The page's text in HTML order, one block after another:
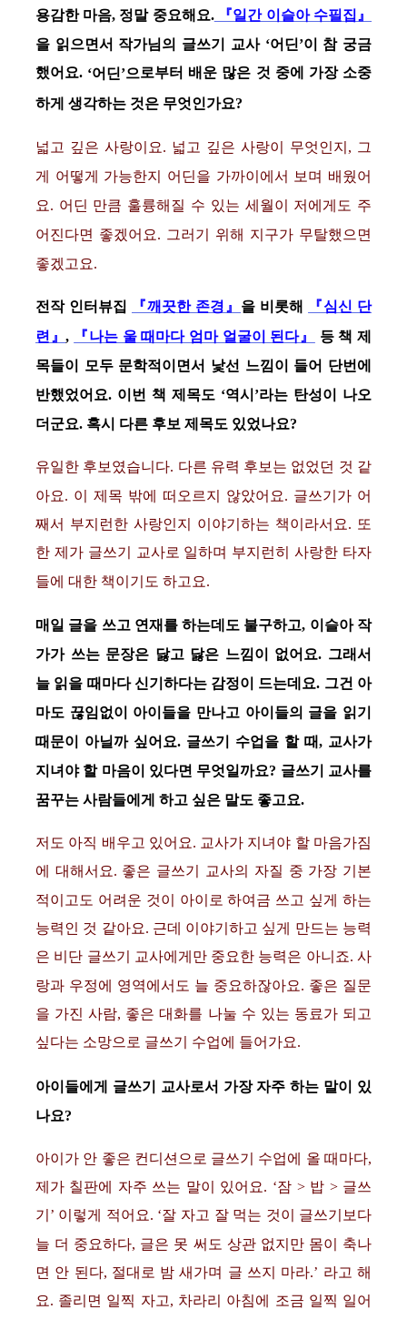
용감한 마음, 정말 중요해요.『일간 이슬아 수필집』
을 읽으면서 작가님의 글쓰기 교사 ‘어딘’이 참 궁금
했어요. ‘어딘’으로부터 배운 많은 것 중에 가장 소중
하게 생각하는 것은 무엇인가요?
넓고 깊은 사랑이요. 넓고 깊은 사랑이 무엇인지, 그
게 어떻게 가능한지 어딘을 가까이에서 보며 배웠어
요. 어딘 만큼 훌륭해질 수 있는 세월이 저에게도 주
어진다면 좋겠어요. 그러기 위해 지구가 무탈했으면
좋겠고요.
전작 인터뷰집 『깨끗한 존경』 을 비롯해
『심신 단
련』, 『나는 울 때마다 엄마 얼굴이 된다』
등 책 제
목들이 모두 문학적이면서 낯선 느낌이 들어 단번에
반했었어요. 이번 책 제목도 ‘역시’라는 탄성이 나오
더군요. 혹시 다른 후보 제목도 있었나요?
유일한 후보였습니다. 다른 유력 후보는 없었던 것 같
아요. 이 제목 밖에 떠오르지 않았어요. 글쓰기가 어
째서 부지런한 사랑인지 이야기하는 책이라서요. 또
한 제가 글쓰기 교사로 일하며 부지런히 사랑한 타자
들에 대한 책이기도 하고요.
매일 글을 쓰고 연재를 하는데도 불구하고, 이슬아 작
가가 쓰는 문장은 닳고 닳은 느낌이 없어요. 그래서
늘 읽을 때마다 신기하다는 감정이 드는데요. 그건 아
마도 끊임없이 아이들을 만나고 아이들의 글을 읽기
때문이 아닐까 싶어요. 글쓰기 수업을 할 때, 교사가
지녀야 할 마음이 있다면 무엇일까요? 글쓰기 교사를
꿈꾸는 사람들에게 하고 싶은 말도 좋고요.
저도 아직 배우고 있어요. 교사가 지녀야 할 마음가짐
에 대해서요. 좋은 글쓰기 교사의 자질 중 가장 기본
적이고도 어려운 것이 아이로 하여금 쓰고 싶게 하는
능력인 것 같아요. 근데 이야기하고 싶게 만드는 능력
은 비단 글쓰기 교사에게만 중요한 능력은 아니죠. 사
랑과 우정에 영역에서도 늘 중요하잖아요. 좋은 질문
을 가진 사람, 좋은 대화를 나눌 수 있는 동료가 되고
싶다는 소망으로 글쓰기 수업에 들어가요.
아이들에게 글쓰기 교사로서 가장 자주 하는 말이 있
나요?
아이가 안 좋은 컨디션으로 글쓰기 수업에 올 때마다,
제가 칠판에 자주 쓰는 말이 있어요. ‘잠 > 밥 > 글쓰
기’ 이렇게 적어요. ‘잘 자고 잘 먹는 것이 글쓰기보다
늘 더 중요하다, 글은 못 써도 상관 없지만 몸이 축나
면 안 된다, 절대로 밤 새가며 글 쓰지 마라.’ 라고 해
요. 졸리면 일찍 자고, 차라리 아침에 조금 일찍 일어